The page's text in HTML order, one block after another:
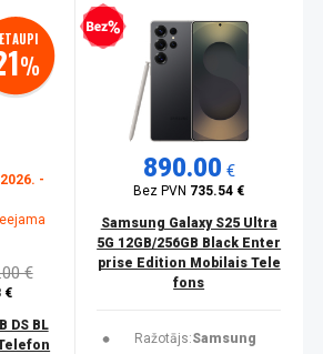
%
-
€
€
DS BL
Bezprocentu kredīts
890.00 €
Bez PVN 735.54 €
Samsung Galaxy S25 Ultra
5G 12GB/256GB Black Enter
prise Edition Mobilais Tele
fons
Ražotājs:Samsung